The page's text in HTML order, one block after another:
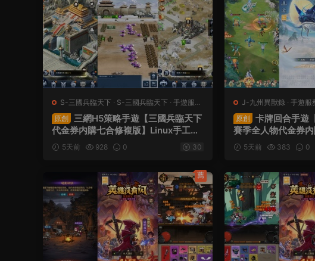
S-三國兵臨天下 · S-三國兵臨天下 · 手遊服務
端· 頁遊服務端
原創
三網H5策略手遊【三國兵臨天下
代金券内購七合修複版】Linux手工服
務端+管理後台+GM授權後台+簡易安
卓客戶端+視頻架設教程
5天前 928 0 30
J-九州異獸錄 · 手遊服
原創
卡牌回合手遊
賽季全人物代金券
務端+授權GM後台
改工具+安卓+視頻架
5天前 383 0
薦